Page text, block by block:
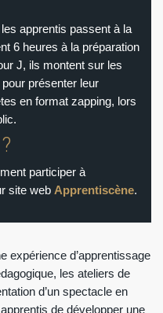
apprentis passent à la
6 heures à la préparation
J, ils montent sur les
présenter leur
en format zapping, lors
participer à
site web Apprentiscène.
expérience d’apprentissage
les ateliers de
d’un spectacle en
de développer une